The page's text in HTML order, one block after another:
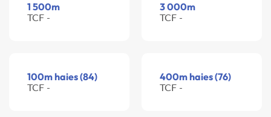
1 500m
TCF -
3 000m
TCF -
100m haies (84)
TCF -
400m haies (76)
TCF -